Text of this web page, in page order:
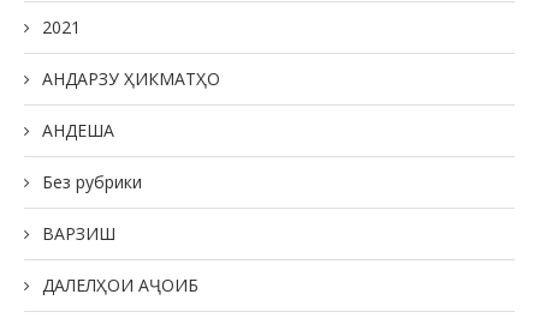
2021
АНДАРЗУ ҲИКМАТҲО
АНДЕША
Без рубрики
ВАРЗИШ
ДАЛЕЛҲОИ АҶОИБ